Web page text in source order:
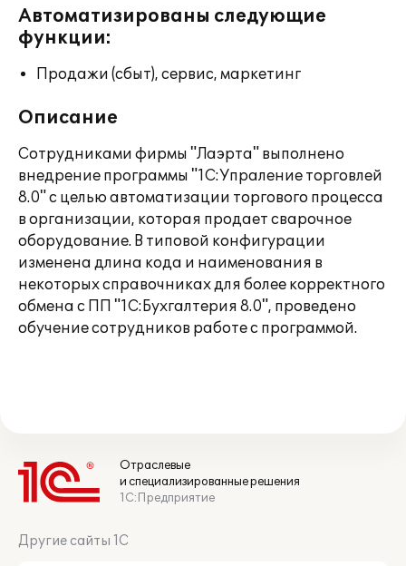
Автоматизированы следующие
функции:
Продажи (сбыт), сервис, маркетинг
Описание
Сотрудниками фирмы "Лаэрта" выполнено
внедрение программы "1С:Упраление торговлей
8.0" с целью автоматизации торгового процесса
в организации, которая продает сварочное
оборудование. В типовой конфигурации
изменена длина кода и наименования в
некоторых справочниках для более корректного
обмена с ПП "1С:Бухгалтерия 8.0", проведено
обучение сотрудников работе с программой.
Отраслевые
и специализированные решения
1С:Предприятие
Другие сайты 1С